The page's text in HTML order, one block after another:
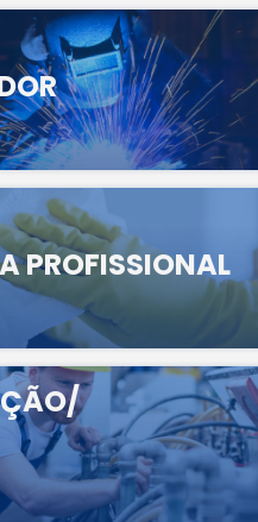
PROFISSIONAL